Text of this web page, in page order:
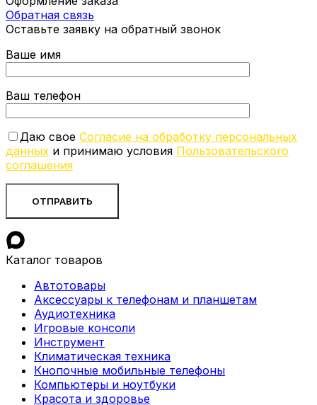
Обратная связь
Оставьте заявку на обратный звонок
Ваше имя
Ваш телефон
Даю свое Согласие на обработку персональных
данных и принимаю условия Пользовательского
соглашения
Каталог товаров
Автотовары
Аксессуары к телефонам и планшетам
Аудиотехника
Игровые консоли
Инструмент
Климатическая техника
Кнопочные мобильные телефоны
Компьютеры и ноутбуки
Красота и здоровье